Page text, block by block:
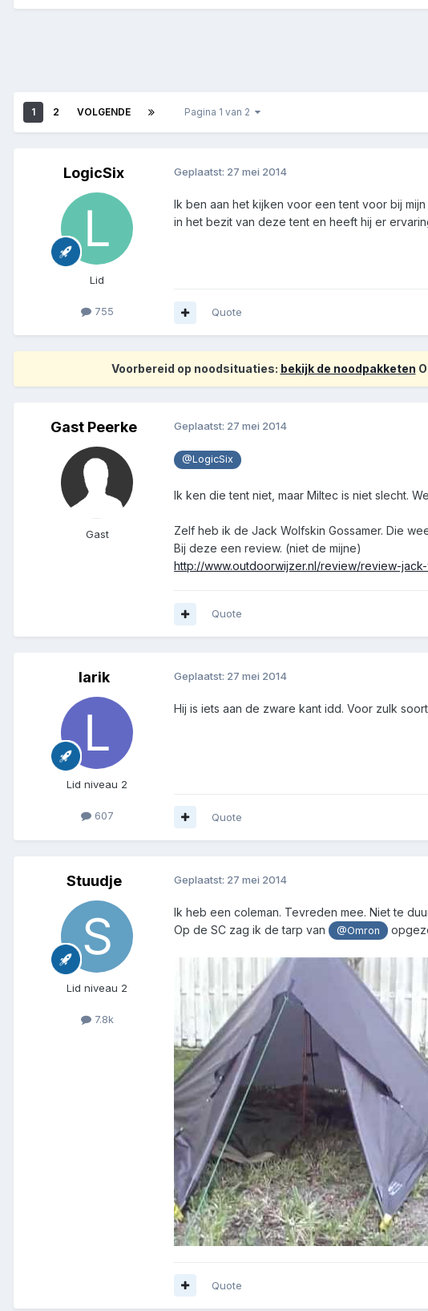
1 2 VOLGENDE Pagina 1 van 2
LogicSix
Lid
755
Geplaatst: 27 mei 2014
Ik ben aan het kijken voor een tent voor bij
in het bezit van deze tent en heeft hij er
Quote
Voorbereid op noodsituaties: bekijk de noodpakketen
Gast Peerke
Gast
Geplaatst: 27 mei 2014
@LogicSix
Ik ken die tent niet, maar Miltec is niet slecht.
Zelf heb ik de Jack Wolfskin Gossamer. Die
Bij deze een review. (niet de mijne)
http://www.outdoorwijzer.nl/review/review-
Quote
larik
Lid niveau 2
607
Geplaatst: 27 mei 2014
Hij is iets aan de zware kant idd. Voor zulk
Quote
Stuudje
Lid niveau 2
7.8k
Geplaatst: 27 mei 2014
Ik heb een coleman. Tevreden mee. Niet te
Op de SC zag ik de tarp van
@Omron
Quote